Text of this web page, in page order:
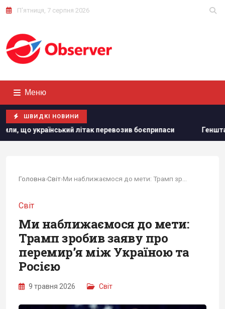
П'ятниця, 7 серпня 2026
Меню
ШВИДКІ НОВИНИ
перевозив боєприпаси Генштаб назвав найскладніші
Головна›Світ›
Світ
Ми наближаємося до мети:
Трамп зробив заяву про
перемир’я між Україною та
Росією
9 травня 2026 Світ